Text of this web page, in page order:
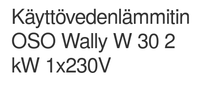
Käyttövedenlämmitin
OSO Wally W 30 2
kW 1x230V